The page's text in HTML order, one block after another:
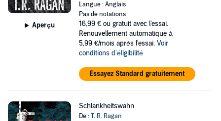
Aperçu
Langue : Anglais
Pas de notations
16,99 € ou gratuit avec l'essai.
Renouvellement automatique à
5,99 €/mois après l'essai. Voir
conditions d'éligibilité
Essayez Standard gratuitement
Schlankheitswahn
De :T. R. Ragan